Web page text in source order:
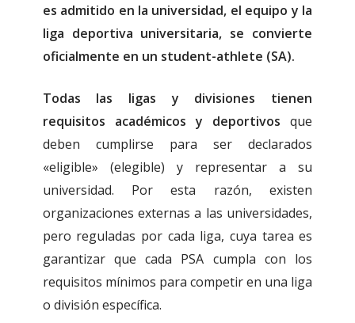
es admitido en la universidad, el equipo y la
liga deportiva universitaria, se convierte
oficialmente en un student-athlete (SA).
Todas las ligas y divisiones tienen
requisitos académicos y deportivos que
deben cumplirse para ser declarados
«eligible» (elegible) y representar a su
universidad. Por esta razón, existen
organizaciones externas a las universidades,
pero reguladas por cada liga, cuya tarea es
garantizar que cada PSA cumpla con los
requisitos mínimos para competir en una liga
o división específica.